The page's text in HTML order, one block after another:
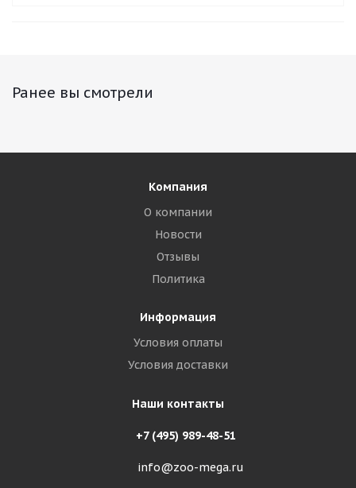
Ранее вы смотрели
Компания
О компании
Новости
Отзывы
Политика
Информация
Условия оплаты
Условия доставки
Наши контакты
+7 (495) 989-48-51
info@zoo-mega.ru